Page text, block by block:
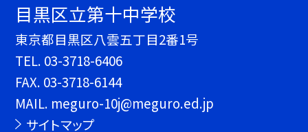
目黒区立第十中学校
東京都目黒区八雲五丁目2番1号
TEL. 03-3718-6406
FAX. 03-3718-6144
MAIL. meguro-10j@meguro.ed.jp
サイトマップ